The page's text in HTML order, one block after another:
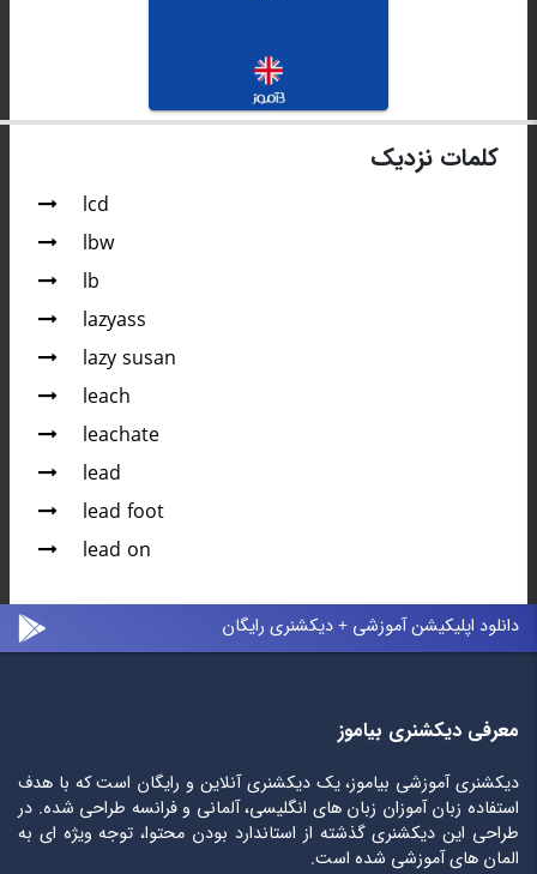
کلمات نزدیک
lcd
lbw
lb
lazyass
lazy susan
leach
leachate
lead
lead foot
lead on
دانلود اپلیکیشن آموزشی + دیکشنری رایگان
معرفی دیکشنری بیاموز
دیکشنری آموزشی بیاموز، یک دیکشنری آنلاین و رایگان است که با هدف
استفاده زبان آموزان زبان های انگلیسی، آلمانی و فرانسه طراحی شده. در
طراحی این دیکشنری گذشته از استاندارد بودن محتوا، توجه ویژه ای به
المان های آموزشی شده است.